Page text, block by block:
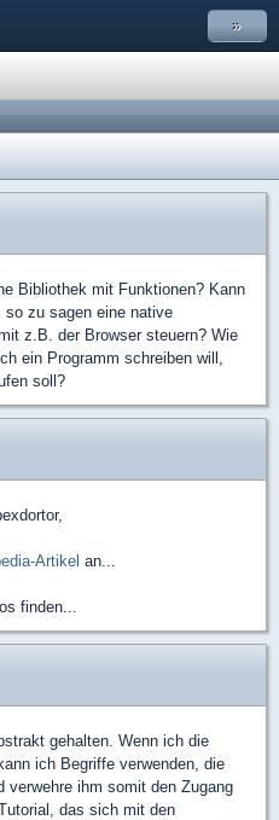
»
Bibliothek mit Funktionen? Kann
zu sagen eine native
z.B. der Browser steuern? Wie
ein Programm schreiben will,
soll?
Artikel an...
finden...
gehalten. Wenn ich die
ich Begriffe verwenden, die
verwehre ihm somit den Zugang
das sich mit den